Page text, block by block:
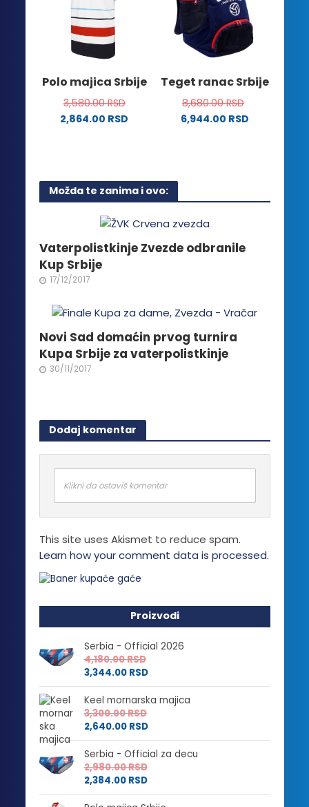
Opcije
mogu
biti
izabrane
stranici
proizvoda.
mogu
biti
izabrane
na
proizvoda.
Polo majica Srbije
3,580.00RSD
2,864.00 RSD
više
varijanti.
Opcije
mogu
biti
izabrane
na
proizvoda.
Teget ranac Srbije
8,680.00RSD
6,944.00 RSD
Možda te zanima i ovo:
Vaterpolistkinje Zvezde odbranile
Kup Srbije
17/12/2017
Novi Sad domaćin prvog turnira
Kupa Srbije za vaterpolistkinje
30/11/2017
Dodaj komentar
Klikni da ostaviš komentar
This site uses Akismet to reduce spam.
Learn how your comment data is processed.
Proizvodi
Serbia - Official 2026
4,180.00RSD
3,344.00 RSD
Keel mornarska majica
3,300.00RSD
2,640.00 RSD
Serbia - Official za decu
2,980.00RSD
2,384.00 RSD